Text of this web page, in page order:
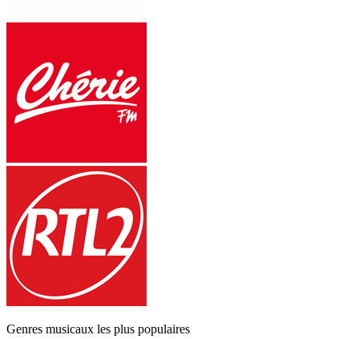
Genres musicaux les plus populaires